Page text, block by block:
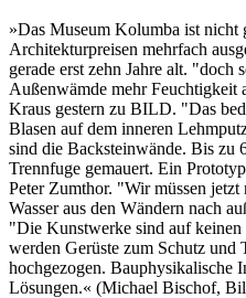
»Das Museum Kolumba ist nicht
Architekturpreisen mehrfach
gerade erst zehn Jahre alt. "doch
Außenwämde mehr Feuchtigkeit
Kraus gestern zu BILD. "Das
Blasen auf dem inneren
sind die Backsteinwände. Bis zu
Trennfuge gemauert. Ein
Peter Zumthor. "Wir müssen jetzt
Wasser aus den Wändern nach
"Die Kunstwerke sind auf
werden Gerüste zum Schutz und
hochgezogen. Bauphysikalische
Lösungen.« (Michael Bischof,